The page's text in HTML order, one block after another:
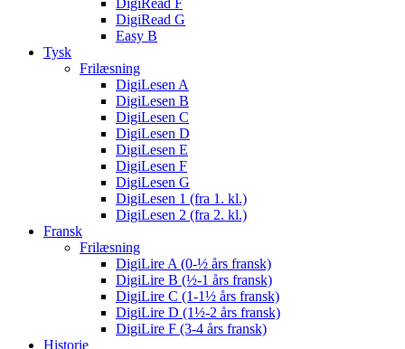
DigiRead F
DigiRead G
Easy B
Tysk
Frilæsning
DigiLesen A
DigiLesen B
DigiLesen C
DigiLesen D
DigiLesen E
DigiLesen F
DigiLesen G
DigiLesen 1 (fra 1. kl.)
DigiLesen 2 (fra 2. kl.)
Fransk
Frilæsning
DigiLire A (0-½ års fransk)
DigiLire B (½-1 års fransk)
DigiLire C (1-1½ års fransk)
DigiLire D (1½-2 års fransk)
DigiLire F (3-4 års fransk)
Historie